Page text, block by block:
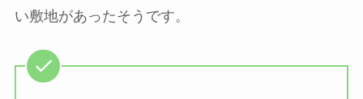
い敷地があったそうです。